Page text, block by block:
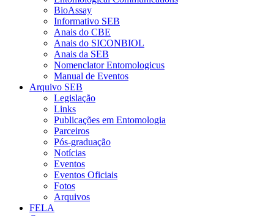
BioAssay
Informativo SEB
Anais do CBE
Anais do SICONBIOL
Anais da SEB
Nomenclator Entomologicus
Manual de Eventos
Arquivo SEB
Legislação
Links
Publicações em Entomologia
Parceiros
Pós-graduação
Notícias
Eventos
Eventos Oficiais
Fotos
Arquivos
FELA